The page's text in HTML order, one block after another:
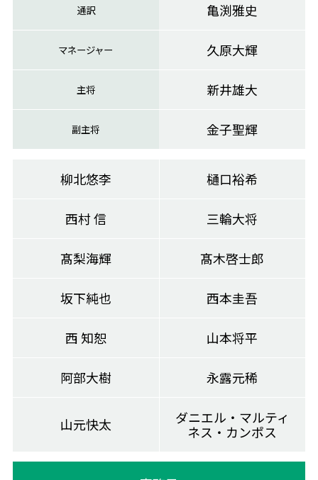
通訳 亀渕雅史
マネージャー 久原大輝
主将 新井雄大
副主将 金子聖輝
柳北悠李 樋口裕希
西村 信 三輪大将
髙梨海輝 髙木啓士郎
坂下純也 西本圭吾
西 知恕 山本将平
阿部大樹 永露元稀
山元快太
ダニエル・マルティ
ネス・カンポス